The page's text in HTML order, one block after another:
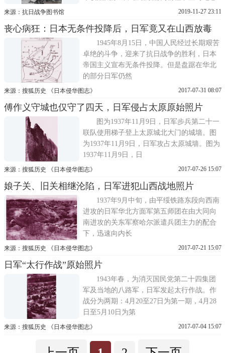
语的日军冈崎部队士兵1937年11月9日，日军
日，山西太原城，路边警戒的日军哨兵。
1937年11月19日，山西太原，兵营外提着饭
盒的日军炊事班。1937年11月19日
来源：抗日战争图书馆 2019-11-27 23:11
丧心病狂：日本无条件投降后，日军竟又在山西放毒
1945年8月15日，中国人民经过长期艰苦
卓绝的斗争，迎来了抗日战争的胜利，日本
帝国主义宣布无条件投降。但是盘踞在华北
的部分日军仍然
来源：搜狐历史 《日本侵华图志》 2017-07-31 08:07
傅作义守城也仅守了四天，日军侵占太原原始照片
图为1937年11月9日，日军步兵第二十一
联队使用梯子登上太原城北大门的城墙。图
为1937年11月9日，日军攻占太原城墙。图为
1937年11月9日，日
来源：搜狐历史 《日本侵华图志》 2017-07-26 15:07
娘子关、旧关相继沦陷，日军进犯山西战地照片
1937年9月中旬，由平绥铁路东段向西南
进攻的日军华北方面军第五师团在由大同向
南进攻的关东军察哈尔派遣兵团主力的配合
下，迅速向内长
来源：搜狐历史 《日本侵华图志》 2017-07-21 15:07
日军“太行作战”原始照片
1943年春，为消灭国民党第二十四集团
军及当地的八路军，日军发起太行作战。作
战分为两期：4月20至27日为第一期，4月28
日至5月10日为第
来源：搜狐历史 《日本侵华图志》 2017-07-04 15:07